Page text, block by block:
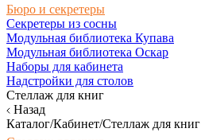
Бюро и секретеры
Секретеры из сосны
Модульная библиотека Купава
Модульная библиотека Оскар
Наборы для кабинета
Надстройки для столов
Стеллаж для книг
Назад
Каталог/Кабинет/Стеллаж для книг